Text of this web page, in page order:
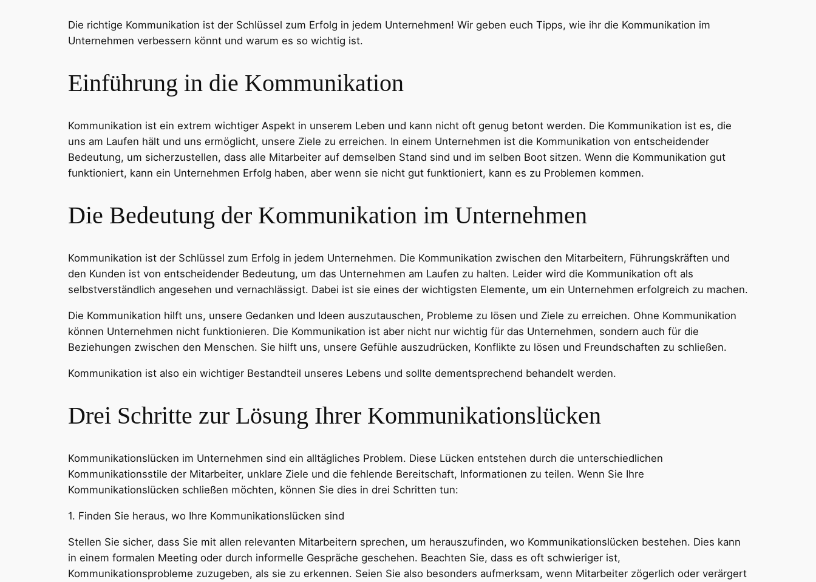
Die richtige Kommunikation ist der Schlüssel zum Erfolg in jedem Unternehmen! Wir geben euch Tipps, wie ihr die Kommunikation im
Unternehmen verbessern könnt und warum es so wichtig ist.
Einführung in die Kommunikation
Kommunikation ist ein extrem wichtiger Aspekt in unserem Leben und kann nicht oft genug betont werden. Die Kommunikation ist es, die
uns am Laufen hält und uns ermöglicht, unsere Ziele zu erreichen. In einem Unternehmen ist die Kommunikation von entscheidender
Bedeutung, um sicherzustellen, dass alle Mitarbeiter auf demselben Stand sind und im selben Boot sitzen. Wenn die Kommunikation gut
funktioniert, kann ein Unternehmen Erfolg haben, aber wenn sie nicht gut funktioniert, kann es zu Problemen kommen.
Die Bedeutung der Kommunikation im Unternehmen
Kommunikation ist der Schlüssel zum Erfolg in jedem Unternehmen. Die Kommunikation zwischen den Mitarbeitern, Führungskräften und
den Kunden ist von entscheidender Bedeutung, um das Unternehmen am Laufen zu halten. Leider wird die Kommunikation oft als
selbstverständlich angesehen und vernachlässigt. Dabei ist sie eines der wichtigsten Elemente, um ein Unternehmen erfolgreich zu machen.
Die Kommunikation hilft uns, unsere Gedanken und Ideen auszutauschen, Probleme zu lösen und Ziele zu erreichen. Ohne Kommunikation
können Unternehmen nicht funktionieren. Die Kommunikation ist aber nicht nur wichtig für das Unternehmen, sondern auch für die
Beziehungen zwischen den Menschen. Sie hilft uns, unsere Gefühle auszudrücken, Konflikte zu lösen und Freundschaften zu schließen.
Kommunikation ist also ein wichtiger Bestandteil unseres Lebens und sollte dementsprechend behandelt werden.
Drei Schritte zur Lösung Ihrer Kommunikationslücken
Kommunikationslücken im Unternehmen sind ein alltägliches Problem. Diese Lücken entstehen durch die unterschiedlichen
Kommunikationsstile der Mitarbeiter, unklare Ziele und die fehlende Bereitschaft, Informationen zu teilen. Wenn Sie Ihre
Kommunikationslücken schließen möchten, können Sie dies in drei Schritten tun:
1. Finden Sie heraus, wo Ihre Kommunikationslücken sind
Stellen Sie sicher, dass Sie mit allen relevanten Mitarbeitern sprechen, um herauszufinden, wo Kommunikationslücken bestehen. Dies kann
in einem formalen Meeting oder durch informelle Gespräche geschehen. Beachten Sie, dass es oft schwieriger ist,
Kommunikationsprobleme zuzugeben, als sie zu erkennen. Seien Sie also besonders aufmerksam, wenn Mitarbeiter zögerlich oder verärgert